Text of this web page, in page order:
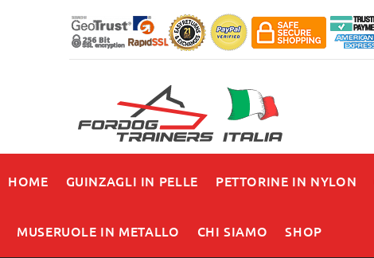
HOME GUINZAGLI IN PELLE PETTORINE IN NYLON
MUSERUOLE IN METALLO CHI SIAMO SHOP